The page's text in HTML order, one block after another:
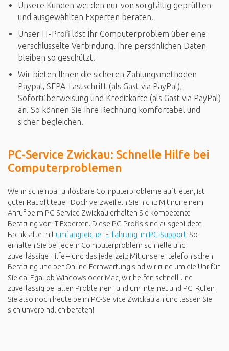
Unsere Kunden werden nur von sorgfältig geprüften
und ausgewählten Experten beraten.
Unser IT-Profi löst Ihr Computerproblem über eine
verschlüsselte Verbindung. Ihre persönlichen Daten
bleiben so geschützt.
Wir bieten Ihnen die sicheren Zahlungsmethoden
Paypal, SEPA-Lastschrift (als Gast via PayPal),
Sofortüberweisung und Kreditkarte (als Gast via PayPal)
an. So können Sie Ihre Rechnung komfortabel und
sicher begleichen.
PC-Service Zwickau: Schnelle Hilfe bei
Computerproblemen
Wenn scheinbar unlösbare Computerprobleme auftreten, ist
guter Rat oft teuer. Doch verzweifeln Sie nicht: Mit nur einem
Anruf beim PC-Service Zwickau erhalten Sie kompetente
Beratung von IT-Experten. Diese PC-Profis sind ausgebildete
Fachkräfte mit umfangreicher Erfahrung im PC-Support. So
erhalten Sie bei jedem Computerproblem schnelle und
zuverlässige Hilfe – und das jederzeit: Mit unserer telefonischen
Beratung und per Online-Fernwartung sind wir rund um die Uhr für
Sie da! Egal ob Windows oder Mac, wir helfen schnell und
zuverlässig bei allen Problemen rund um Internet und PC. Rufen
Sie also noch heute beim PC-Service Zwickau an und lassen Sie
sich unverbindlich beraten!